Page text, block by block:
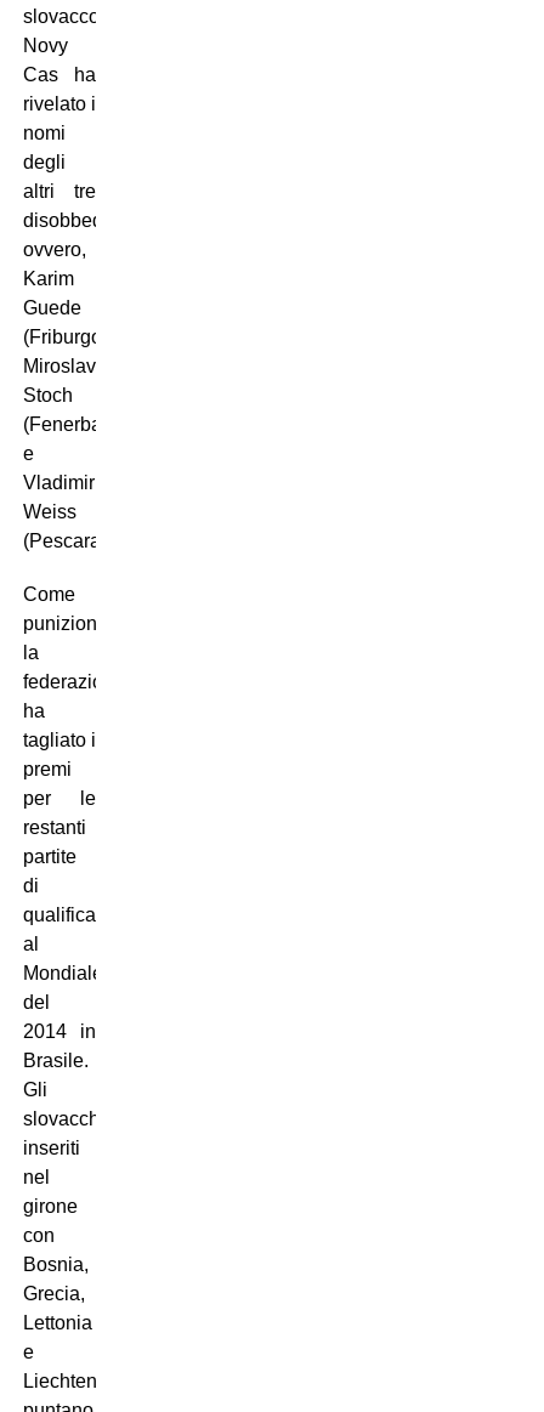
slovacco
Novy
Cas ha
rivelato i
nomi
degli
altri tre
disobbedienti,
ovvero,
Karim
Guede
(Friburgo),
Miroslav
Stoch
(Fenerbahce)
e
Vladimir
Weiss
(Pescara).
Come
punizione
la
federazione
ha
tagliato i
premi
per le
restanti
partite
di
qualificazione
al
Mondiale
del
2014 in
Brasile.
Gli
slovacchi
inseriti
nel
girone
con
Bosnia,
Grecia,
Lettonia
e
Liechtenstein